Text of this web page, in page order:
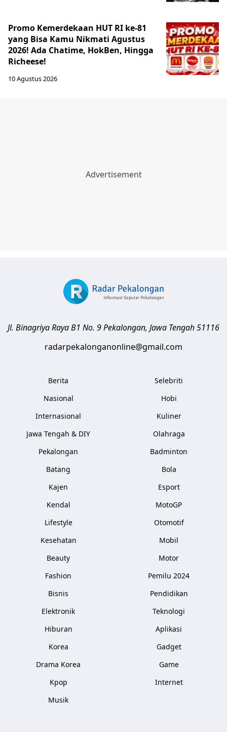
Promo Kemerdekaan HUT RI ke-81
yang Bisa Kamu Nikmati Agustus
2026! Ada Chatime, HokBen, Hingga
Richeese!
10 Agustus 2026
Jl. Binagriya Raya B1 No. 9Pekalongan, Jawa Tengah51116
radarpekalonganonline@gmail.com
Berita
Nasional
Internasional
Jawa Tengah & DIY
Pekalongan
Batang
Kajen
Kendal
Lifestyle
Kesehatan
Beauty
Fashion
Bisnis
Elektronik
Hiburan
Korea
Drama Korea
Kpop
Musik
Selebriti
Hobi
Kuliner
Olahraga
Badminton
Bola
Esport
MotoGP
Otomotif
Mobil
Motor
Pemilu 2024
Pendidikan
Teknologi
Aplikasi
Gadget
Game
Internet